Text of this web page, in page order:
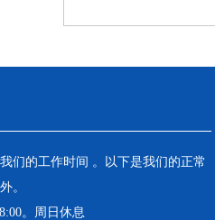
们的工作时间 。以下是我们的正常
。
。周日休息